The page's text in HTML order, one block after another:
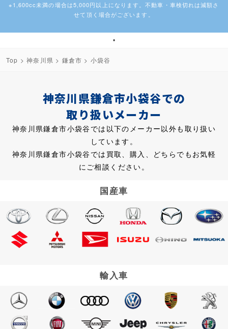
※1,600cc未満の場合は5,000円以上になります。不動車・車検切れは減額さ
せて頂く場合がございます。
1
Top >神奈川県 > 鎌倉市 > 小袋谷
神奈川県鎌倉市小袋谷での
取り扱いメーカー
神奈川県鎌倉市小袋谷では以下のメーカー以外も取り扱い
しています。
神奈川県鎌倉市小袋谷では買取、購入、どちらでもお気軽
にご相談ください。
国産車
輸入車